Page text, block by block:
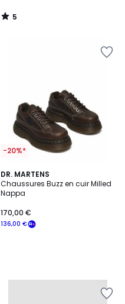
5
/
-20%*
DR. MARTENS
Chaussures Buzz en cuir Milled
Nappa
136,00 €
170,00 €